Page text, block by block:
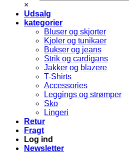
×
Udsalg
kategorier
Bluser og skjorter
Kjoler og tunikaer
Bukser og jeans
Strik og cardigans
Jakker og blazere
T-Shirts
Accessories
Leggings og strømper
Sko
Lingeri
Retur
Fragt
Log ind
Newsletter